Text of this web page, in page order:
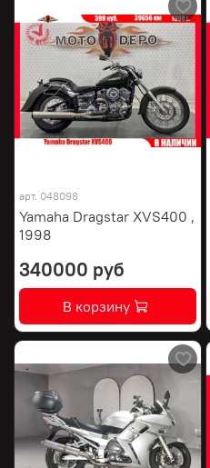
арт. 048098
Yamaha Dragstar XVS400 ,
1998
340000 руб
В корзину